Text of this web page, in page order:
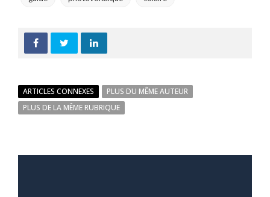
ARTICLES CONNEXES
PLUS DU MÊME AUTEUR
PLUS DE LA MÊME RUBRIQUE